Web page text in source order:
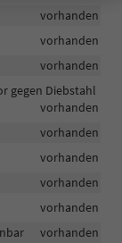
vorhanden
vorhanden
vorhanden
gegen Diebstahl
vorhanden
vorhanden
vorhanden
vorhanden
vorhanden
vorhanden